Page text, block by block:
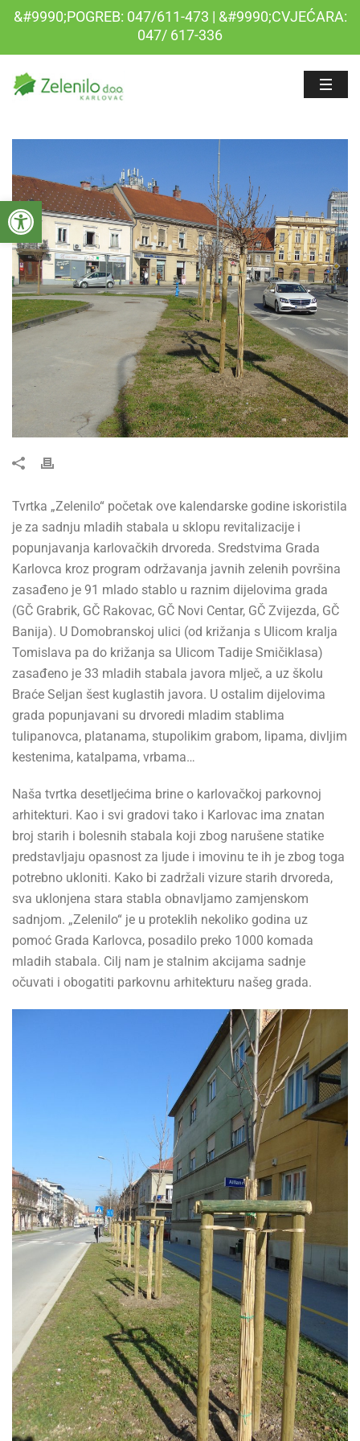
Open toolbar
&#9990;POGREB: 047/611-473 | &#9990;CVJEĆARA:
047/ 617-336
Tvrtka „Zelenilo“ početak ove kalendarske godine iskoristila
je za sadnju mladih stabala u sklopu revitalizacije i
popunjavanja karlovačkih drvoreda. Sredstvima Grada
Karlovca kroz program održavanja javnih zelenih površina
zasađeno je 91 mlado stablo u raznim dijelovima grada
(GČ Grabrik, GČ Rakovac, GČ Novi Centar, GČ Zvijezda, GČ
Banija). U Domobranskoj ulici (od križanja s Ulicom kralja
Tomislava pa do križanja sa Ulicom Tadije Smičiklasa)
zasađeno je 33 mladih stabala javora mlječ, a uz školu
Braće Seljan šest kuglastih javora. U ostalim dijelovima
grada popunjavani su drvoredi mladim stablima
tulipanovca, platanama, stupolikim grabom, lipama, divljim
kestenima, katalpama, vrbama…
Naša tvrtka desetljećima brine o karlovačkoj parkovnoj
arhitekturi. Kao i svi gradovi tako i Karlovac ima znatan
broj starih i bolesnih stabala koji zbog narušene statike
predstavljaju opasnost za ljude i imovinu te ih je zbog toga
potrebno ukloniti. Kako bi zadržali vizure starih drvoreda,
sva uklonjena stara stabla obnavljamo zamjenskom
sadnjom. „Zelenilo“ je u proteklih nekoliko godina uz
pomoć Grada Karlovca, posadilo preko 1000 komada
mladih stabala. Cilj nam je stalnim akcijama sadnje
očuvati i obogatiti parkovnu arhitekturu našeg grada.